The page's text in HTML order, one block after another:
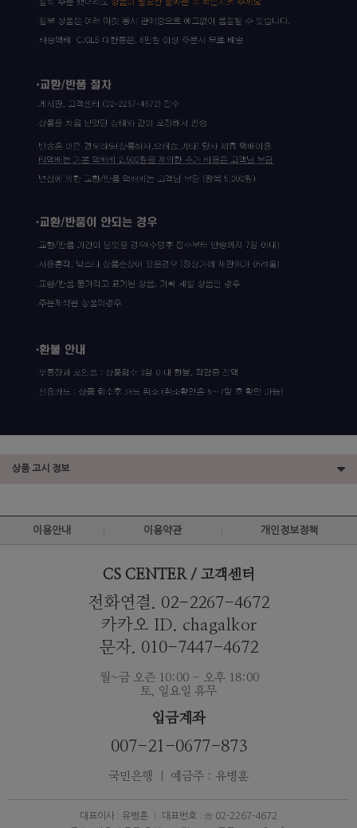
상품 고시 정보
이용안내 이용약관 개인정보정책
CS CENTER / 고객센터
전화연결. 02-2267-4672
카카오 ID. chagalkor
문자. 010-7447-4672
월~금 오즌 10:00 - 오후 18:00
토, 일요일 휴무
입금계좌
007-21-0677-873
국민은행 ｜ 예금주 : 유병훈
대표이사 : 유병훈
대표번호 : ☏ 02-2267-4672